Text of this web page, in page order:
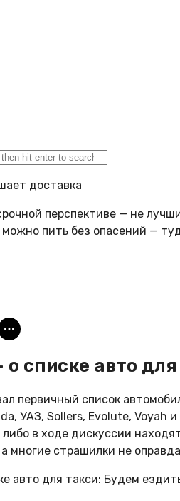
доставка
перспективе — не
можно пить без опасений —
о списке авто
первичный список
УАЗ, Sollers, Evolute, Voyah
в ходе дискуссии
многие страшилки не